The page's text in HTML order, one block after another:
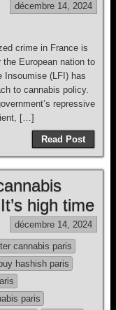
décembre 14, 2024
crime in France is
European nation to
Insoumise (LFI) has
to cannabis policy.
repressive
[…]
Read Post
high time
décembre 14, 2024
cannabis paris
buy hashish paris
paris